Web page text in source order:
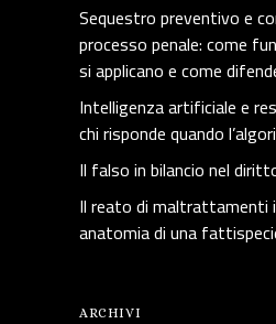
Sequestro preventivo e
processo penale: come
si applicano e come
Intelligenza artificiale e
chi risponde quando
Il falso in bilancio nel
Il reato di maltrattamenti
anatomia di una
ARCHIVI